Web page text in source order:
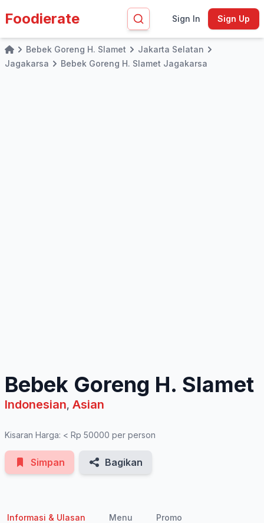
Foodierate Sign In Sign Up
HomeBebek Goreng H. Slamet
Jakarta Selatan
Jagakarsa
Bebek Goreng H. Slamet Jagakarsa
Bebek Goreng H. Slamet
Indonesian, Asian
Kisaran Harga: < Rp 50000 per person
Simpan Bagikan
Informasi & Ulasan Menu Promo